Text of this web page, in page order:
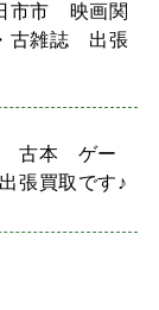
市市 映画関
古雑誌 出張
古本 ゲー
張買取です♪